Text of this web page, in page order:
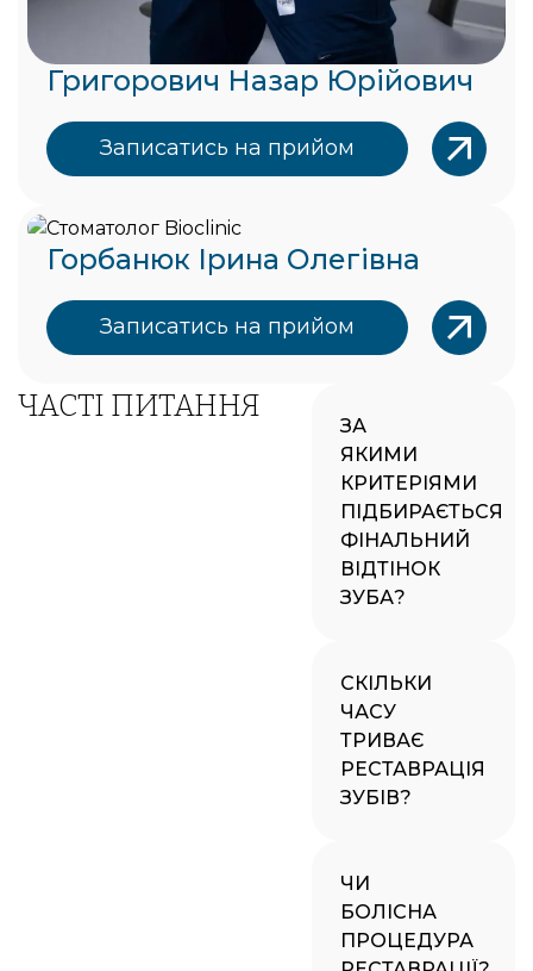
Григорович Назар Юрійович
Записатись на прийом
Горбанюк Ірина Олегівна
Записатись на прийом
ЧАСТІ ПИТАННЯ
ЗА
ЯКИМИ
КРИТЕРІЯМИ
ПІДБИРАЄТЬСЯ
ФІНАЛЬНИЙ
ВІДТІНОК
ЗУБА?
СКІЛЬКИ
ЧАСУ
ТРИВАЄ
РЕСТАВРАЦІЯ
ЗУБІВ?
ЧИ
БОЛІСНА
ПРОЦЕДУРА